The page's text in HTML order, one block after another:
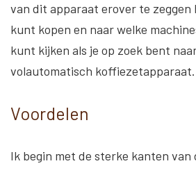
van dit apparaat erover te zeggen
kunt kopen en naar welke
kunt kijken als je op zoek bent
volautomatisch koffiezetapparaat.
Voordelen
Ik begin met de sterke kanten van